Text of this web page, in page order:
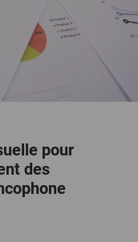
pour
des